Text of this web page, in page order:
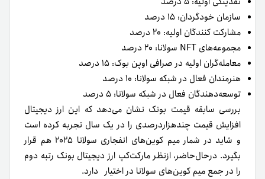
سازمان خودگردان: ۱۵ درصد
مشارکت کنندگان اولیه: ۲۰ درصد
مجموعه‌های NFT سولانا: ۲۰ درصد
معامله‌گران اولیه در صرافی اوپن بوک: ۱۵ درصد
هنرمندان فعال در شبکه سولانا: ۱۰ درصد
توسعه‌دهندگان فعال در شبکه سولانا: ۵ درصد
بررسی سابقه قیمت بونک نشان می‌دهد که این ارز دیجیتال
افزایش قیمت چندهزاردرصدی را در یک سال تجربه کرده است
و شاید در شمار میم کوین‌های انفجاری سولانا ۲۰۲۵ هم قرار
بگیرد. در‌حال‌حاضر، از‌نظر مارکت‌کپ ارز دیجیتال بونک رتبه دوم
را در جمع میم کوین‌های سولانا در اختیار دارد.